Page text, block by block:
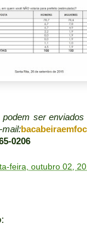
ser
0206
feira, outubro 02,